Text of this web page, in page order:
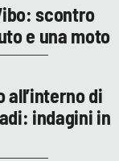
scontro
e una moto
all’interno di
indagini in